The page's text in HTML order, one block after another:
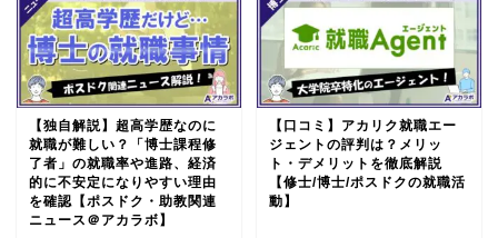
【独自解説】超高学歴なのに
就職が難しい？「博士課程修
了者」の就職率や進路、経済
的に不安定になりやすい理由
を確認【ポスドク・助教関連
ニュース＠アカラボ】
【口コミ】アカリク就職エー
ジェントの評判は？メリッ
ト・デメリットを徹底解説
【修士/博士/ポスドクの就職活
動】